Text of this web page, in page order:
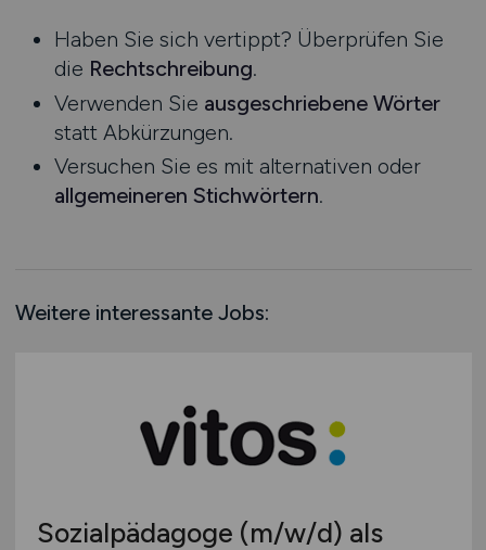
Nordrhein-Westfalen
Rheinland-Pfalz
Saarland
Sachsen
Sachsen-Anhalt
Schleswig-Holstein
Schweiz
Haben Sie sich vertippt? Überprüfen Sie
die Rechtschreibung.
Verwenden Sie ausgeschriebene Wörter
statt Abkürzungen.
Versuchen Sie es mit alternativen oder
allgemeineren Stichwörtern.
Weitere interessante Jobs:
Sozialpädagoge (m/w/d) als